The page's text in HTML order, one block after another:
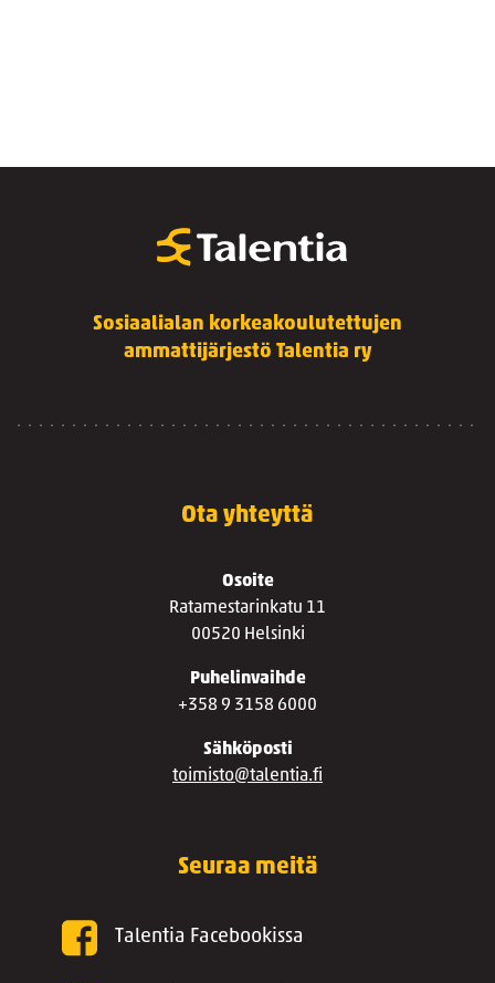
Sosiaalialan korkeakoulutettujen
ammattijärjestö Talentia ry
Ota yhteyttä
Osoite
Ratamestarinkatu 11
00520 Helsinki
Puhelinvaihde
+358 9 3158 6000
Sähköposti
toimisto@talentia.fi
Seuraa meitä
Talentia Facebookissa